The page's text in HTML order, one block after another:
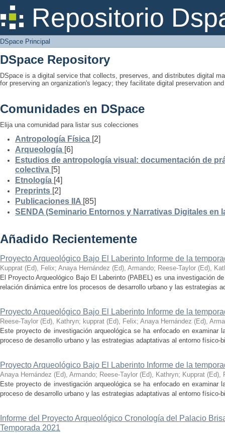
Repositorio
DSpace Principal
DSpace Principal
DSpace Repository
DSpace is a digital service that collects, preserves, and distributes digital
for preserving an organization's legacy; they facilitate digital preservation
Comunidades en DSpace
Elija una comunidad para listar sus colecciones
Antropología Física [2]
Arqueología [6]
Estudios de antropología visual: documentación de
colectiva [5]
Etnología [4]
Preprints [2]
Publicaciones IIA [85]
SENDA (Seminario Entornos y Narrativas Digitales en
Añadido Recientemente
Proyecto Arqueológico Bajo El Laberinto Informe de la
Kupprat (Ed), Felix; Anaya Hernández (Ed), Armando; Reese-Taylor (Ed),
El Proyecto Arqueológico Bajo El Laberinto (PABEL) es una investigación
relación dinámica entre los procesos de desarrollo urbano y las estrategias
Proyecto Arqueológico Bajo El Laberinto Informe de la
Reese-Taylor (Ed), Kathryn; kupprat (Ed), Felix; Anaya Hernández (Ed),
Este proyecto de investigación arqueológica se ha enfocado en examinar
proceso de desarrollo urbano y las estrategias adaptativas al entorno físico-
Proyecto Arqueológico Bajo El Laberinto Informe de la
Anaya Hernández (Ed), Armando; Reese-Taylor (Ed), Kathryn; Kupprat (Ed),
Este proyecto de investigación arqueológica se ha enfocado en examinar
proceso de desarrollo urbano y las estrategias adaptativas al entorno físico-
Informe del Proyecto Arqueológico Cronología del Palacio
Temporada 2021